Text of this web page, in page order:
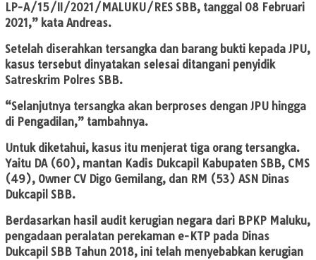
LP-A/15/II/2021/MALUKU/RES SBB, tanggal 08 Februari
2021,” kata Andreas.
Setelah diserahkan tersangka dan barang bukti kepada JPU,
kasus tersebut dinyatakan selesai ditangani penyidik
Satreskrim Polres SBB.
“Selanjutnya tersangka akan berproses dengan JPU hingga
di Pengadilan,” tambahnya.
Untuk diketahui, kasus itu menjerat tiga orang tersangka.
Yaitu DA (60), mantan Kadis Dukcapil Kabupaten SBB, CMS
(49), Owner CV Digo Gemilang, dan RM (53) ASN Dinas
Dukcapil SBB.
Berdasarkan hasil audit kerugian negara dari BPKP Maluku,
pengadaan peralatan perekaman e-KTP pada Dinas
Dukcapil SBB Tahun 2018, ini telah menyebabkan kerugian